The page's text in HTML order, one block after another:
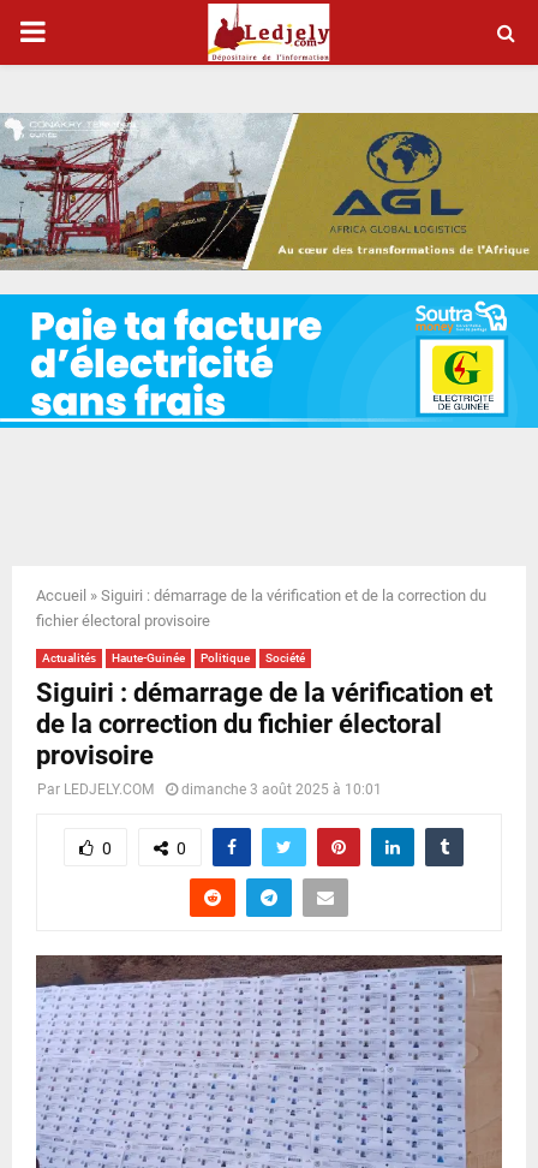
P
I
M
A
R
Y
N
U
Accueil » Siguiri : démarrage de la vérification et de la correction du
fichier électoral provisoire
Actualités Haute-Guinée Politique Société
Siguiri : démarrage de la vérification et
de la correction du fichier électoral
provisoire
Par LEDJELY.COM dimanche 3 août 2025 à 10:01
0 0